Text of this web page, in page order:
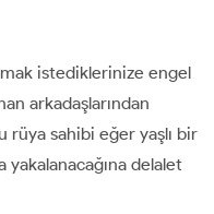
istediklerinize engel
arkadaşlarından
rüya sahibi eğer yaşlı bir
yakalanacağına delalet